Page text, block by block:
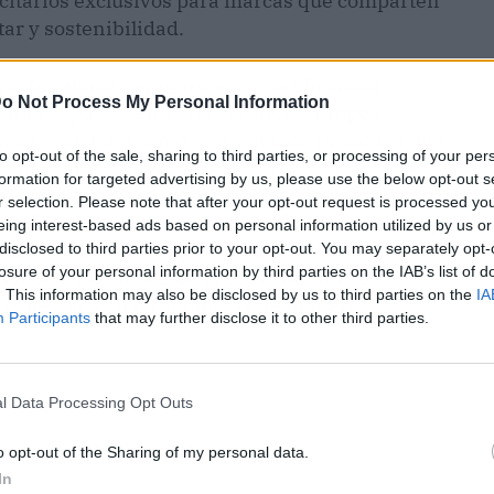
Not Process My Personal Information
opt-out of the sale, sharing to third parties, or processing of your
for targeted advertising by us, please use the below opt-out
selection. Please note that after your opt-out request is processed
interest-based ads based on personal information utilized by us
to third parties prior to your opt-out. You may separately
of your personal information by third parties on the IAB’s list of
This information may also be disclosed by us to third parties on the
Participants that may further disclose it to other third parties.
Data Processing Opt Outs
opt-out of the Sharing of my personal data.
y sostenibilidad.
problema del sobrepeso y la obesidad
España dentro de la Unión Europea o
una alimentación y otros hábitos
la aplicación intenta abordar de raíz los
Este enfoque integral no solo apunta a
sino que también establece un modelo de
a las empresas la oportunidad de
con su audiencia de manera